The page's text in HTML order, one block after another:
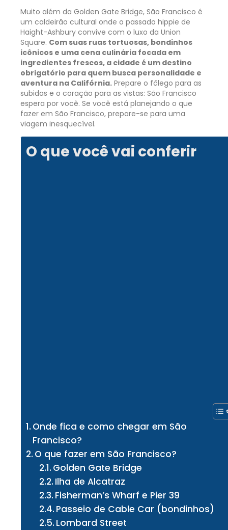
Muito além da Golden Gate Bridge, São Francisco é
um caldeirão cultural onde o passado hippie de
Haight-Ashbury convive com o luxo da Union
Square. Com suas ruas tortuosas, bondinhos
icônicos e uma cena culinária focada em
ingredientes frescos, a cidade é um destino
obrigatório para quem busca personalidade e
aventura na Califórnia. Prepare o fôlego para as
subidas e o coração para as vistas: São Francisco
espera por você. Se você está planejando o que
fazer em São Francisco, prepare-se para uma
viagem inesquecível.
O que você vai conferir
Onde fica e como chegar em São
Francisco?
O que fazer em São Francisco?
Golden Gate Bridge
Ilha de Alcatraz
Fisherman’s Wharf e Pier 39
Passeio de Cable Car (bondinhos)
Lombard Street